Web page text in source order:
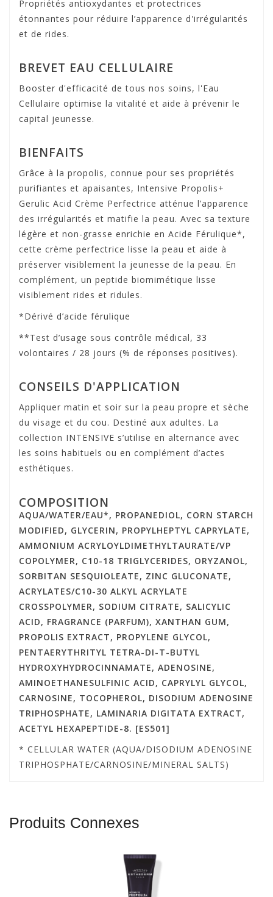
Propriétés antioxydantes et protectrices
étonnantes pour réduire l’apparence d'irrégularités
et de rides.
BREVET EAU CELLULAIRE
Booster d'efficacité de tous nos soins, l'Eau
Cellulaire optimise la vitalité et aide à prévenir le
capital jeunesse.
BIENFAITS
Grâce à la propolis, connue pour ses propriétés
purifiantes et apaisantes, Intensive Propolis+
Gerulic Acid Crème Perfectrice atténue l’apparence
des irrégularités et matifie la peau. Avec sa texture
légère et non-grasse enrichie en Acide Férulique*,
cette crème perfectrice lisse la peau et aide à
préserver visiblement la jeunesse de la peau. En
complément, un peptide biomimétique lisse
visiblement rides et ridules.
*Dérivé d’acide férulique
**Test d’usage sous contrôle médical, 33
volontaires / 28 jours (% de réponses positives).
CONSEILS D'APPLICATION
Appliquer matin et soir sur la peau propre et sèche
du visage et du cou. Destiné aux adultes. La
collection INTENSIVE s’utilise en alternance avec
les soins habituels ou en complément d’actes
esthétiques.
COMPOSITION
AQUA/WATER/EAU*, PROPANEDIOL, CORN STARCH
MODIFIED, GLYCERIN, PROPYLHEPTYL CAPRYLATE,
AMMONIUM ACRYLOYLDIMETHYLTAURATE/VP
COPOLYMER, C10-18 TRIGLYCERIDES, ORYZANOL,
SORBITAN SESQUIOLEATE, ZINC GLUCONATE,
ACRYLATES/C10-30 ALKYL ACRYLATE
CROSSPOLYMER, SODIUM CITRATE, SALICYLIC
ACID, FRAGRANCE (PARFUM), XANTHAN GUM,
PROPOLIS EXTRACT, PROPYLENE GLYCOL,
PENTAERYTHRITYL TETRA-DI-T-BUTYL
HYDROXYHYDROCINNAMATE, ADENOSINE,
AMINOETHANESULFINIC ACID, CAPRYLYL GLYCOL,
CARNOSINE, TOCOPHEROL, DISODIUM ADENOSINE
TRIPHOSPHATE, LAMINARIA DIGITATA EXTRACT,
ACETYL HEXAPEPTIDE-8. [ES501]
* CELLULAR WATER (AQUA/DISODIUM ADENOSINE
TRIPHOSPHATE/CARNOSINE/MINERAL SALTS)
Produits Connexes